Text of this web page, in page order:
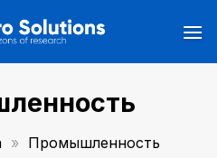
» Промышленность